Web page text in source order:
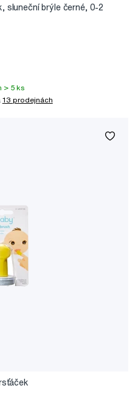
sluneční brýle černé, 0-2
> 5 ks
13 prodejnách